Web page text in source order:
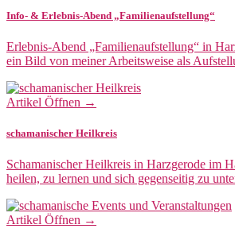
Info- & Erlebnis-Abend „Familienaufstellung“
Erlebnis-Abend „Familienaufstellung“ in
ein Bild von meiner Arbeitsweise als
Artikel Öffnen →
schamanischer Heilkreis
Schamanischer Heilkreis in Harzgerode im
heilen, zu lernen und sich gegenseitig zu
Artikel Öffnen →